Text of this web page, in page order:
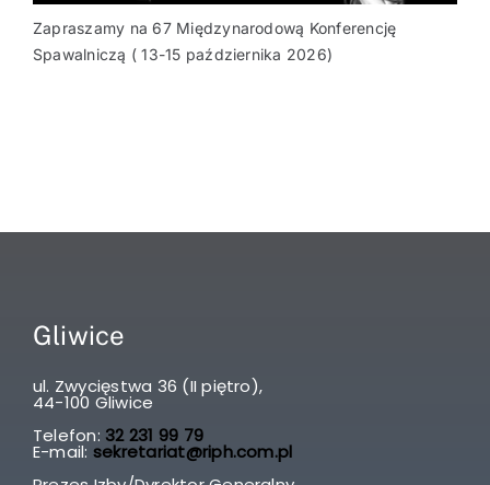
Zapraszamy na 67 Międzynarodową Konferencję
Spawalniczą ( 13-15 października 2026)
Gliwice
ul. Zwycięstwa 36 (II piętro),
44-100 Gliwice
Telefon: 32 231 99 79
E-mail: sekretariat@riph.com.pl